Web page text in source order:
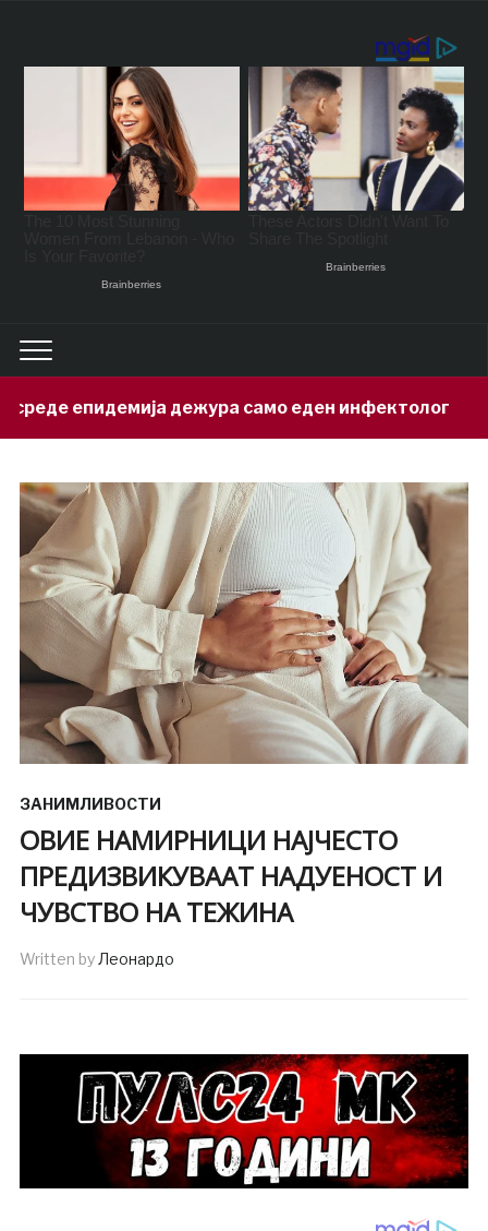
дежура само еден инфектолог 13 hours ago
ЗАНИМЛИВОСТИ
ОВИЕ НАМИРНИЦИ НАЈЧЕСТО
ПРЕДИЗВИКУВААТ НАДУЕНОСТ И
ЧУВСТВО НА ТЕЖИНА
Written byЛеонардо